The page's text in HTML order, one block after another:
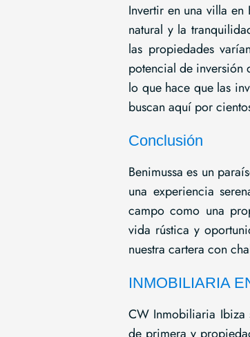
Invertir en una villa
natural y la
las propiedades
potencial de inversión
lo que hace que las
buscan aquí por
Conclusión
Benimussa es un
una experiencia
campo como una
vida rústica y
nuestra cartera con
INMOBILIARIA
CW Inmobiliaria Ibiza
de primera y